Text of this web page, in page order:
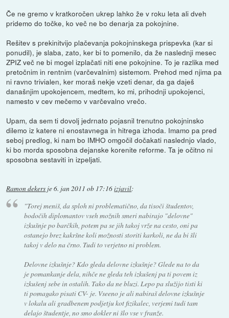
Če ne gremo v kratkoročen ukrep lahko že v roku leta ali dveh
pridemo do točke, ko več ne bo denarja za pokojnine.
Rešitev s prekinitvijo plačevanja pokojninskega prispevka (kar si
ponudil), je slaba, zato, ker bi to pomenilo, da že naslednji mesec
ZPIZ več ne bi mogel izplačati niti ene pokojnine. To je razlika med
pretočnim in rentnim (varčevalnim) sistemom. Prehod med njima pa
ni ravno trivialen, ker moraš nekje vzeti denar, da ga daješ
današnjim upokojencem, medtem, ko mi, prihodnji upokojenci,
namesto v cev mečemo v varčevalno vrečo.
Upam, da sem ti dovolj jedrnato pojasnil trenutno pokojninsko
dilemo iz katere ni enostavnega in hitrega izhoda. Imamo pa pred
seboj predlog, ki nam bo IMHO omgočil dočakati naslednjo vlado,
ki bo morda sposobna dejanske korenite reforme. Ta je očitno ni
sposobna sestaviti in izpeljati.
Ramon dekers je6. jan 2011 ob 17:16izjavil:
"Torej meniš, da sploh ni problematično, da tisoči študentov,
bodočih diplomantov vseh možnih smeri nabirajo "delovne"
izkušnje po barčkih, potem pa se jih takoj vrže na cesto, oni pa
ostanejo brez kakršne koli možnosti storiti karkoli, ne da bi šli
takoj v delo na črno. Tudi to verjetno ni problem.
Delovne izkušnje? Kdo gleda delovne izkušnje? Glede na to da
je pomankanje dela, nihče ne gleda teh izkušenj pa ti povem iz
izkušenj sebe in ostalih. Tako da ne bluzi. Lepo pa služijo tisti ki
ti pomagako pisati CV- je. Vseeno je ali nabiraš delovne izkušnje
v lokalu ali gradbenem podjetju kot fizikalec, verjemi tudi tam
delajo študentje, no smo dokler ni šlo vse v franže.